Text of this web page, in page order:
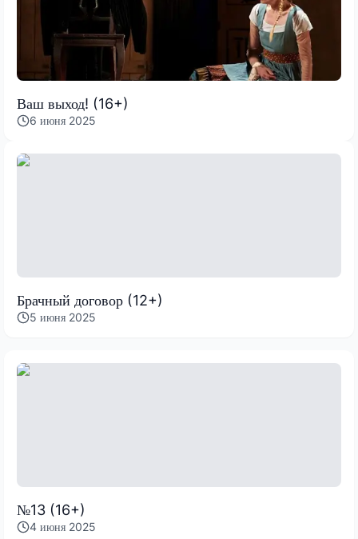
Ваш выход! (16+)
6 июня 2025
Брачный договор (12+)
5 июня 2025
№13 (16+)
4 июня 2025